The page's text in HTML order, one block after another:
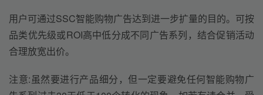
用户可通过SSC智能购物广告达到进一步扩量的目的。可按
品类优先级或ROI高中低分成不同广告系列，结合促销活动
合理放宽出价。
注意:虽然要进行产品细分，但一定要避免任何智能购物广